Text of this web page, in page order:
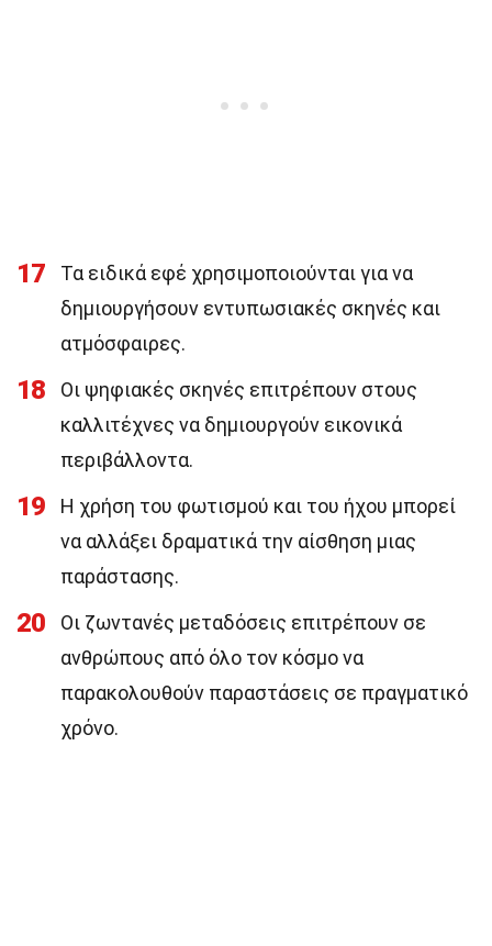
17
Τα ειδικά εφέ χρησιμοποιούνται για να
δημιουργήσουν εντυπωσιακές σκηνές και
ατμόσφαιρες.
18
Οι ψηφιακές σκηνές επιτρέπουν στους
καλλιτέχνες να δημιουργούν εικονικά
περιβάλλοντα.
19
Η χρήση του φωτισμού και του ήχου μπορεί
να αλλάξει δραματικά την αίσθηση μιας
παράστασης.
20
Οι ζωντανές μεταδόσεις επιτρέπουν σε
ανθρώπους από όλο τον κόσμο να
παρακολουθούν παραστάσεις σε πραγματικό
χρόνο.